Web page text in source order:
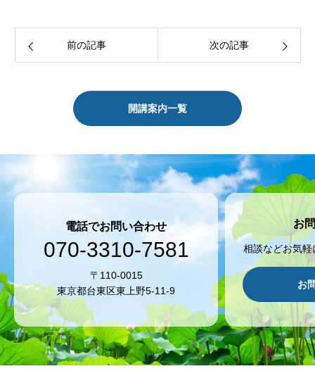
前の記事 次の記事
開講案内一覧
電話でお問い合わせ
070-3310-7581
〒110-0015
東京都台東区東上野5-11-9
お
相談などお気
お